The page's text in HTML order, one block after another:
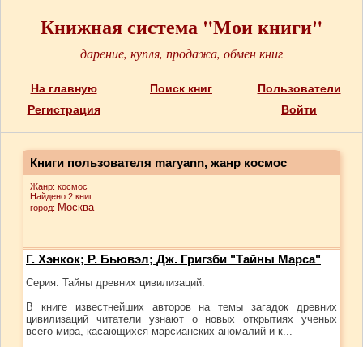
Книжная система "Мои книги"
дарение, купля, продажа, обмен книг
На главную Поиск книг
Пользователи
Регистрация
Войти
Книги пользователя maryann, жанр космос
Жанр: космос
Найдено 2 книг
город: Москва
Г. Хэнкок; Р. Бьювэл; Дж. Григзби "Тайны Марса"
Серия: Тайны древних цивилизаций.
В книге известнейших авторов на темы загадок древних
цивилизаций читатели узнают о новых открытиях ученых
всего мира, касающихся марсианских аномалий и к...